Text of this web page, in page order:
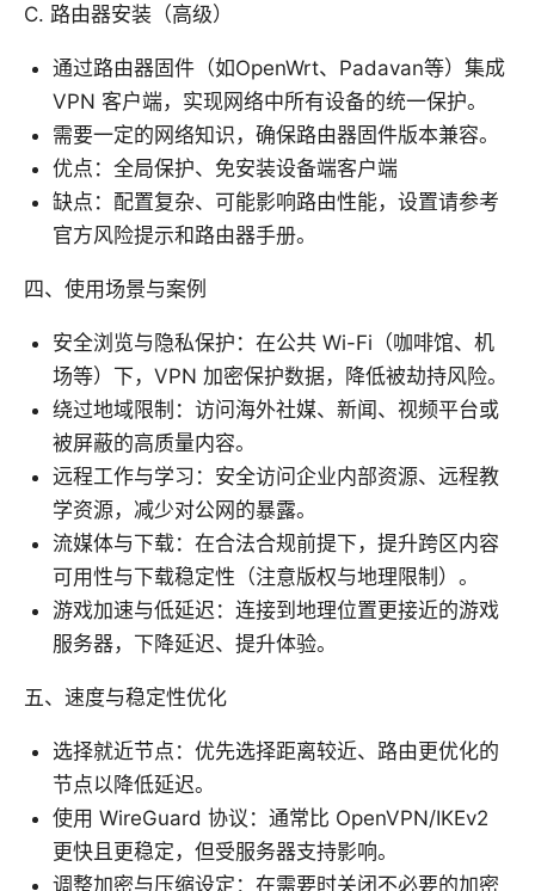
C. 路由器安装（高级）
通过路由器固件（如OpenWrt、Padavan等）集成
VPN 客户端，实现网络中所有设备的统一保护。
需要一定的网络知识，确保路由器固件版本兼容。
优点：全局保护、免安装设备端客户端
缺点：配置复杂、可能影响路由性能，设置请参考
官方风险提示和路由器手册。
四、使用场景与案例
安全浏览与隐私保护：在公共 Wi-Fi（咖啡馆、机
场等）下，VPN 加密保护数据，降低被劫持风险。
绕过地域限制：访问海外社媒、新闻、视频平台或
被屏蔽的高质量内容。
远程工作与学习：安全访问企业内部资源、远程教
学资源，减少对公网的暴露。
流媒体与下载：在合法合规前提下，提升跨区内容
可用性与下载稳定性（注意版权与地理限制）。
游戏加速与低延迟：连接到地理位置更接近的游戏
服务器，下降延迟、提升体验。
五、速度与稳定性优化
选择就近节点：优先选择距离较近、路由更优化的
节点以降低延迟。
使用 WireGuard 协议：通常比 OpenVPN/IKEv2
更快且更稳定，但受服务器支持影响。
调整加密与压缩设定：在需要时关闭不必要的加密